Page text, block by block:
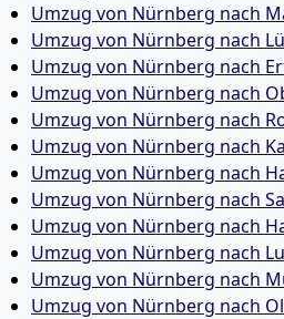
Umzug von Nürnberg nach
Umzug von Nürnberg nach
Umzug von Nürnberg nach
Umzug von Nürnberg nach
Umzug von Nürnberg nach
Umzug von Nürnberg nach
Umzug von Nürnberg nach
Umzug von Nürnberg nach
Umzug von Nürnberg nach
Umzug von Nürnberg nach
Umzug von Nürnberg nach
Umzug von Nürnberg nach